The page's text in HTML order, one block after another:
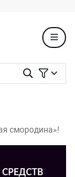
смородина»!